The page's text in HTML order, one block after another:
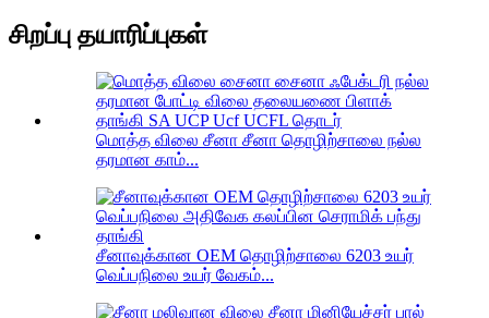
சிறப்பு தயாரிப்புகள்
மொத்த விலை சீனா சீனா தொழிற்சாலை நல்ல
தரமான காம்...
சீனாவுக்கான OEM தொழிற்சாலை 6203 உயர்
வெப்பநிலை உயர் வேகம்...